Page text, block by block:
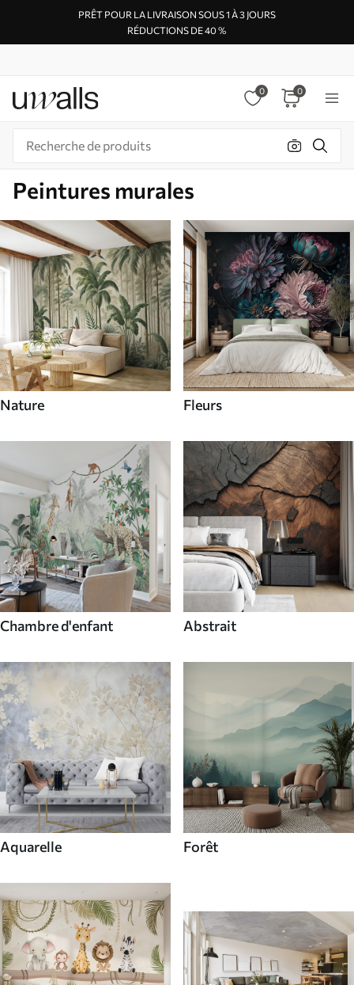
PRÊT POUR LA LIVRAISON SOUS 1 À 3 JOURS
RÉDUCTIONS DE 40 %
0 0
Peintures murales
Nature Fleurs
Chambre d'enfant Abstrait
Aquarelle Forêt